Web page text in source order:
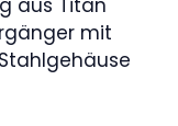
aus Titan
mit